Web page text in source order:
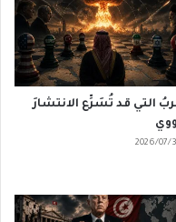
التي قد تُسَرِّع الانتشارَ
2026/07/